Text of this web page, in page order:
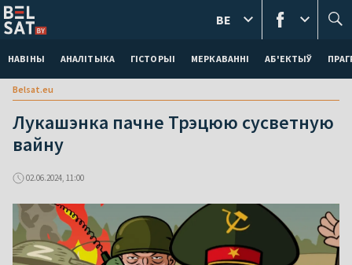
НАВІНЫ АНАЛІТЫКА ГІСТОРЫІ МЕРКАВАННI АБ'ЕКТЫЎ
BE
Belsat.eu
Лукашэнка пачне Трэцюю сусветную
вайну
02.06.2024, 11:00